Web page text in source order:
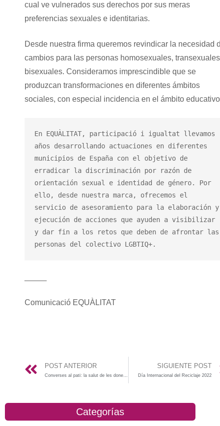
cual ve vulnerados sus derechos por sus meras
preferencias sexuales e identitarias.
Desde nuestra firma queremos revindicar la necesidad
cambios para las personas homosexuales,
bisexuales. Consideramos imprescindible que se
produzcan transformaciones en diferentes ámbitos
sociales, con especial incidencia en el ámbito
En EQUÀLITAT, participació i igualtat llevamos
años desarrollando actuaciones en diferentes
municipios de España con el objetivo de
erradicar la discriminación por razón de
orientación sexual e identidad de género. Por
ello, desde nuestra marca, ofrecemos el
servicio de asesoramiento para la elaboración y
ejecución de acciones que ayuden a visibilizar
y dar fin a los retos que deben de afrontar las
personas del colectivo LGBTIQ+.
Comunicació EQUÀLITAT
POST ANTERIOR
Converses al pati: la salut de les dones després de la Covid-19.
SIGUIENTE POST
Día Internacional del Reciclaje 2022
Categorías